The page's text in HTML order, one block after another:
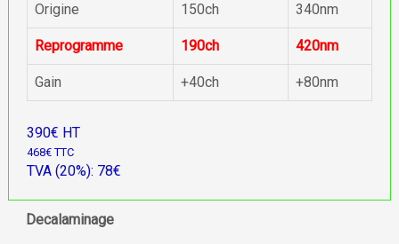
Origine 150ch 340nm
Reprogramme 190ch 420nm
Gain +40ch +80nm
390€ HT
468€ TTC
TVA (20%): 78€
Decalaminage